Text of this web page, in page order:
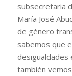
subsecretaria
María José
de género
sabemos que
también